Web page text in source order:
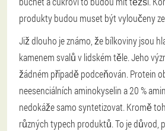
produkty budou muset být vyloučeny
Již dlouho je známo, že bílkoviny jsou
kamenem svalů v lidském těle. Jeho
žádném případě podceňován. Protein
neesenciálních aminokyselin a 20 %
nedokáže samo syntetizovat. Kromě
různých typech produktů. To je důvod,